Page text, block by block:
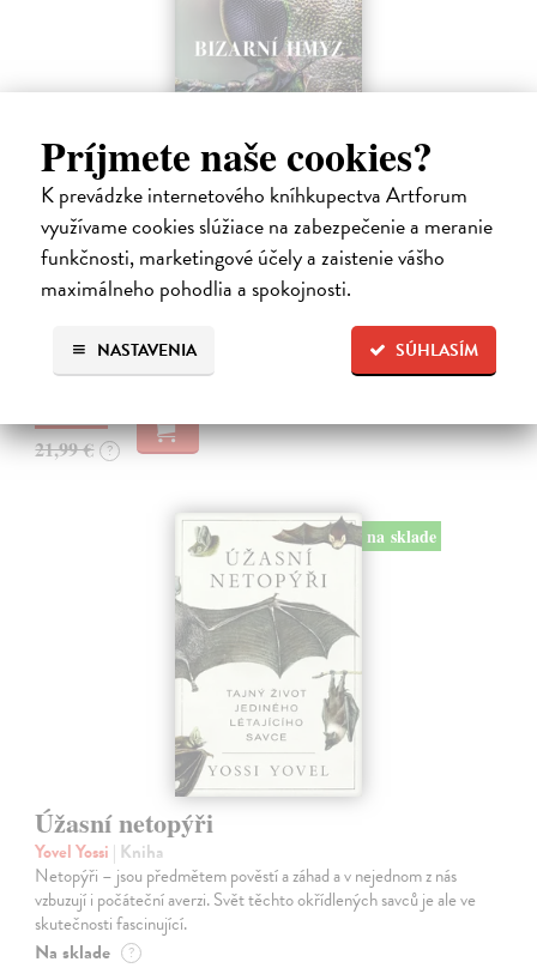
Príjmete naše cookies?
K prevádzke internetového kníhkupectva Artforum
využívame cookies slúžiace na zabezpečenie a meranie
funkčnosti, marketingové účely a zaistenie vášho
maximálneho pohodlia a spokojnosti.
SÚHLASÍM
NASTAVENIA
Bizarní hmyz
Nerudová Jana, kolektív autorov | Kniha
Bizarní hmyz vás zavede do světa, který je stejně podivuhodný jako
krásný – a často i znepokojivě cizí. Objevte tvory fantastických tvarů,
Predpredaj, vychádza 18.8.2026, zasielame do 12 dní od
21,99 € ?
na sklade
Úžasní netopýři
Yovel Yossi | Kniha
Netopýři – jsou předmětem pověstí a záhad a v nejednom z nás
vzbuzují i počáteční averzi. Svět těchto okřídlených savců je ale ve
skutečnosti fascinující.
Na sklade ?